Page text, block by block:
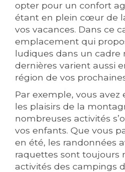
opter pour un confort
étant en plein cœur de
vos vacances. Dans ce
emplacement qui
ludiques dans un cadre
dernières varient aussi
région de vos
Par exemple, vous avez
les plaisirs de la
nombreuses activités
vos enfants. Que vous
en été, les randonnées
raquettes sont toujours
activités des campings